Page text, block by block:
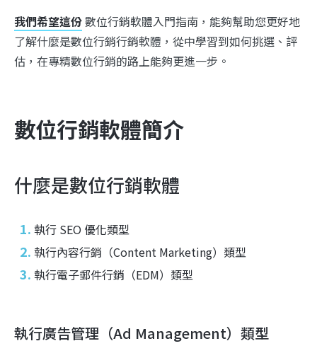
我們希望這份數位行銷軟體入門指南，能夠幫助您更好地
了解什麼是數位行銷行銷軟體，從中學習到如何挑選、評
估，在專精數位行銷的路上能夠更進一步。
數位行銷軟體簡介
什麼是數位行銷軟體
執行 SEO 優化類型
執行內容行銷（Content Marketing）類型
執行電子郵件行銷（EDM）類型
執行廣告管理（Ad Management）類型